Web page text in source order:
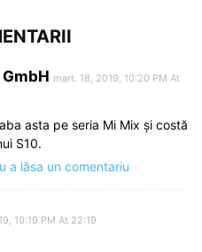
mart. 18, 2019, 10:20 PM At
asta pe seria Mi Mix și costă
S10.
a lăsa un comentariu
10:19 PM At 22:19